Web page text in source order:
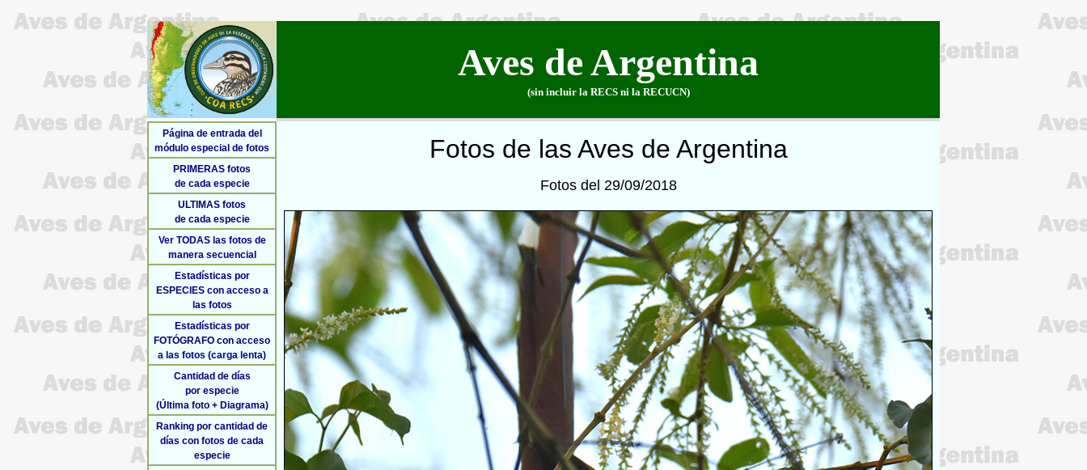
Aves de Argentina
(sin incluir la RECS ni la RECUCN)
Página de entrada del
módulo especial de fotos
PRIMERAS fotos
de cada especie
ULTIMAS fotos
de cada especie
Ver TODAS las fotos de
manera secuencial
Estadísticas por
ESPECIES con acceso a
las fotos
Estadísticas por
FOTÓGRAFO con acceso
a las fotos (carga lenta)
Cantidad de días
por especie
(Última foto + Diagrama)
Ranking por cantidad de
días con fotos de cada
especie
Fotos de las Aves de Argentina
Fotos del 29/09/2018